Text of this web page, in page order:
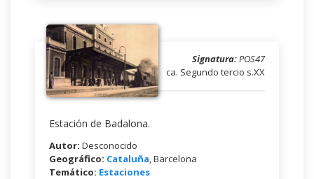
Signatura:POS47
ca. Segundo tercio s.XX
Estación de Badalona.
Autor: Desconocido
Geográfico: Cataluña, Barcelona
Temático: Estaciones